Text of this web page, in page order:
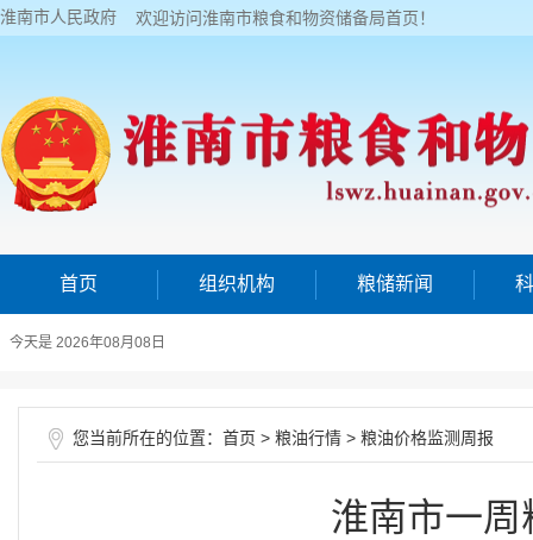
淮南市人民政府 欢迎访问淮南市粮食和物资储备局首页！
首页 组织机构 粮储新闻
今天是 2026年08月08日
您当前所在的位置： 首页 > 粮油行情 > 粮油价格监测周报
淮南市一